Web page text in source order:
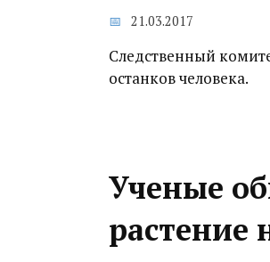
21.03.2017
Следственный
останков человека.
Ученые
растение